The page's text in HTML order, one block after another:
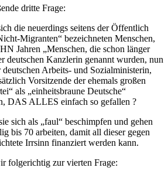
dritte Frage:
die neuerdings seitens der Öffentlich
Migranten“ bezeichneten Menschen,
Jahren „Menschen, die schon länger
deutschen Kanzlerin genannt wurden, nun
Arbeits- und Sozialministerin,
Vorsitzende der ehemals großen
als „einheitsbraune Deutsche“
DAS ALLES einfach so gefallen ?
sich als „faul“ beschimpfen und gehen
bis 70 arbeiten, damit all dieser gegen
Irrsinn finanziert werden kann.
folgerichtig zur vierten Frage: